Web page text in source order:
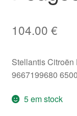
104.00 €
Stellantis Citroën
9667199680
5 em stock